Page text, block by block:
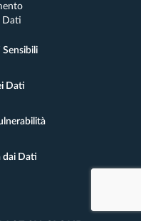
Dati
Dati
dai Dati